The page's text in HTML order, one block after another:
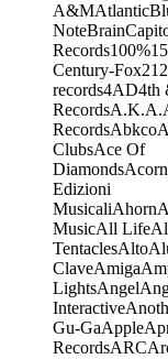
A&MAtlantic
NoteBrain
Records100%
Century-Fox21
records4AD4th
RecordsA.K.A.
RecordsAbkco
ClubsAce Of
DiamondsAcorn
Edizioni
MusicaliAhorn
MusicAll Life
TentaclesAlto
ClaveAmiga
LightsAngel
Interactive
Gu-GaApple
RecordsARC